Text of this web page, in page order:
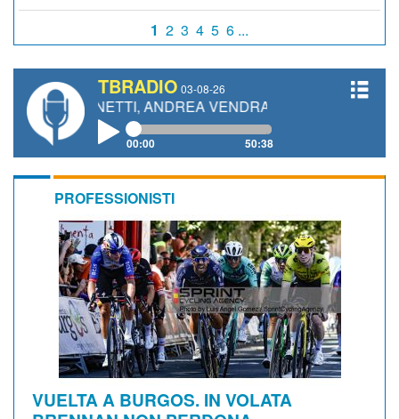
1 2 3 4 5 6 ...
TBRADIO 03-08-26
GIANETTI, ANDREA VENDRAME, FILIPPO FIORELLI
00:00 50:38
PROFESSIONISTI
VUELTA A BURGOS. IN VOLATA